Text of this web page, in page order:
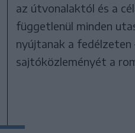
az útvonalaktól és a
függetlenül minden
nyújtanak a fedélzeten
sajtóközleményét a